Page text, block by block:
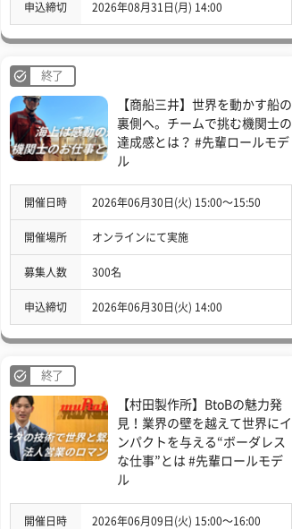
申込締切 2026年08月31日(月) 14:00
終了
【商船三井】世界を動かす船の
裏側へ。チームで挑む機関士の
達成感とは？ #先輩ロールモデ
ル
開催日時 2026年06月30日(火) 15:00〜15:50
開催場所 オンラインにて実施
募集人数 300名
申込締切 2026年06月30日(火) 14:00
終了
【村田製作所】BtoBの魅力発
見！業界の壁を越えて世界にイ
ンパクトを与える“ボーダレス
な仕事”とは #先輩ロールモデ
ル
開催日時 2026年06月09日(火) 15:00〜16:00